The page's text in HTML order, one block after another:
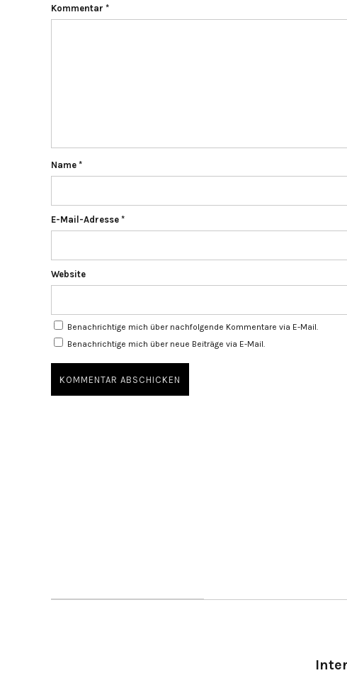
Kommentar *
Name *
E-Mail-Adresse *
Website
Benachrichtige mich über nachfolgende Kommentare via E-Mail.
Benachrichtige mich über neue Beiträge via E-Mail.